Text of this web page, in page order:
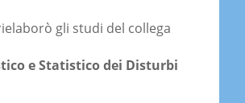
gli studi del collega
e Statistico dei Disturbi